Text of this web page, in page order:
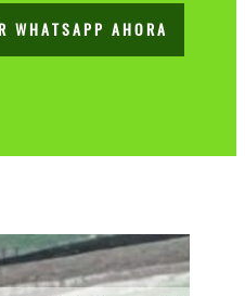
WHATSAPP AHORA